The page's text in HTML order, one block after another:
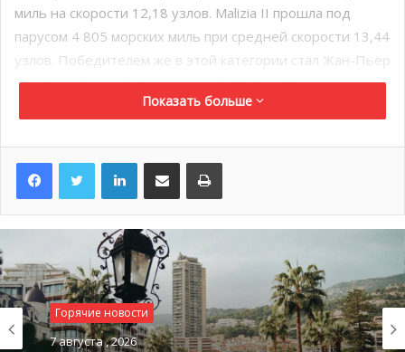
миль на скорости 12,18 узлов. Malizia II прошла под
парусом 4 805 морских миль при средней скорости 13,44
узлов. Победителем же в этой категории стал Жан-Пьер
Дик (Jean-Pierre Dick) на судне St Michel-Virbac.
Национальный день Монако: да здравствует князь!
Показать больше
LinkedInПоделиться по электронной почте Распечатать
Горячие новости
7 августа , 2026